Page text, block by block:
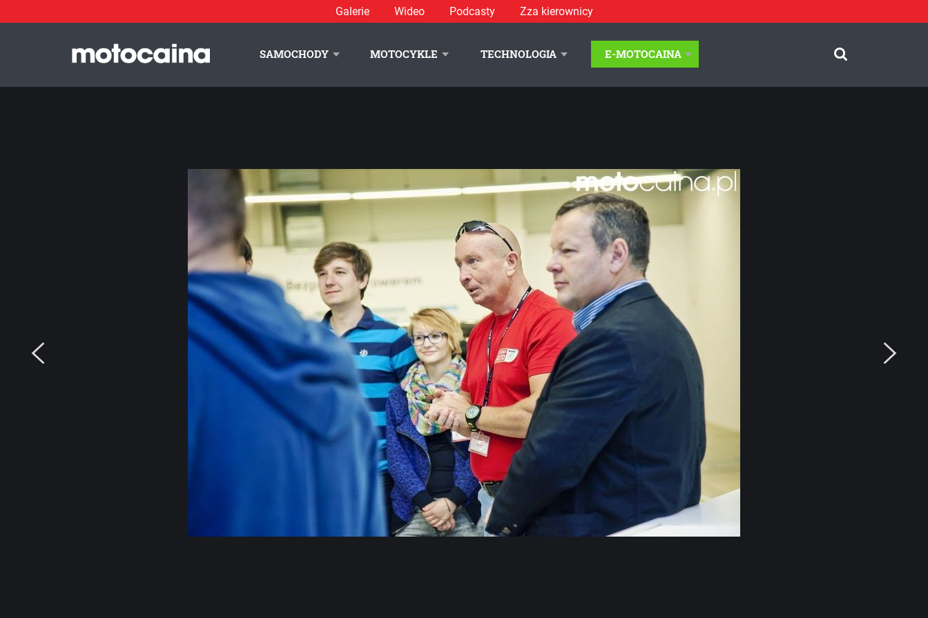
Galerie Wideo Podcasty Zza kierownicy
SAMOCHODY MOTOCYKLE TECHNOLOGIA E-MOTOCAINA
Motocaina Team na szkoleniu z doskonalenia techniki jazdy Szkoły Auto Skoda – relacja i galeria - zdjęcie 2
REGULAMIN POLITYKA PRYWATNOŚCI KONTAKT © Motocaina.pl All rights reserved.